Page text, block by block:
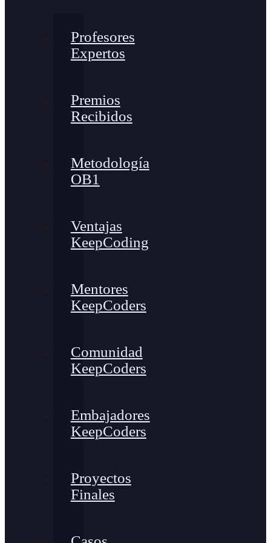
Profesores
Expertos
Premios
Recibidos
Metodología
OB1
Ventajas
KeepCoding
Mentores
KeepCoders
Comunidad
KeepCoders
Embajadores
KeepCoders
Proyectos
Finales